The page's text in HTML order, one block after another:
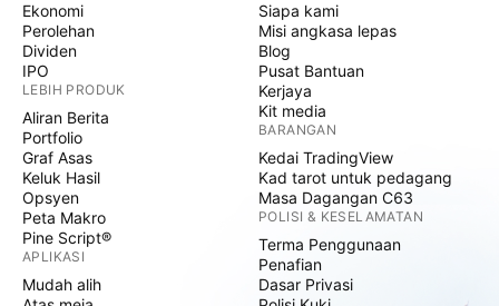
Ekonomi
Perolehan
Dividen
IPO
LEBIH PRODUK
Aliran Berita
Portfolio
Graf Asas
Keluk Hasil
Opsyen
Peta Makro
Pine Script®
APLIKASI
Mudah alih
Siapa kami
Misi angkasa lepas
Blog
Pusat Bantuan
Kerjaya
Kit media
BARANGAN
Kedai TradingView
Kad tarot untuk pedagang
Masa Dagangan C63
POLISI & KESELAMATAN
Terma Penggunaan
Penafian
Dasar Privasi